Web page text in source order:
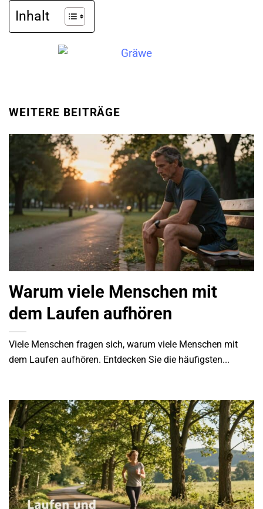
Inhalt
WEITERE BEITRÄGE
Warum viele Menschen mit
dem Laufen aufhören
Viele Menschen fragen sich, warum viele Menschen mit
dem Laufen aufhören. Entdecken Sie die häufigsten...